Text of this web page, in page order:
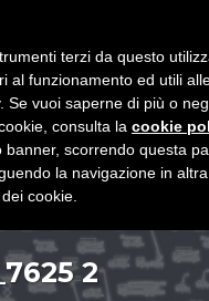
2
terzi da questo
al funzionamento ed utili
Se vuoi saperne di più o
consulta la cookie
banner, scorrendo questa
la navigazione in altra
cookie.